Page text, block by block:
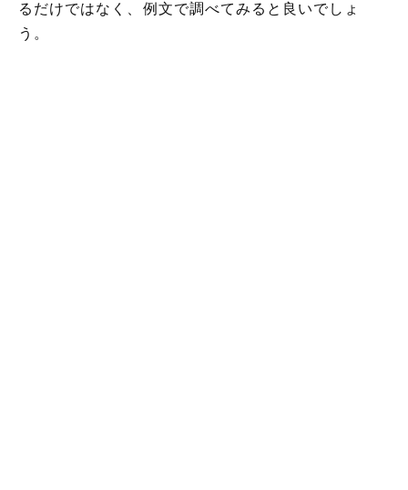
るだけではなく、例文で調べてみると良いでしょ
う。